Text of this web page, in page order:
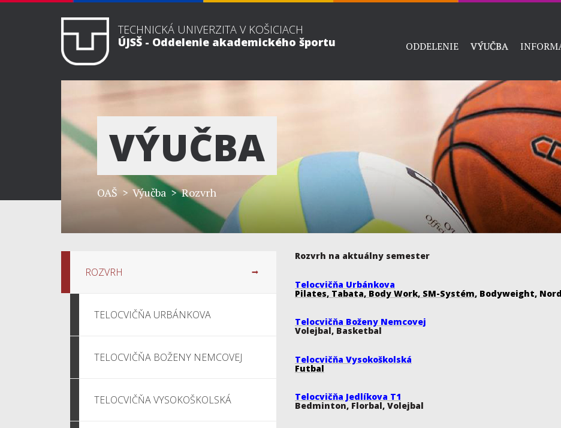
TECHNICKÁ UNIVERZITA V KOŠICIACH
ÚJSŠ - Oddelenie akademického športu
ODDELENIE VÝUČBA
VÝUČBA
OAŠ > Výučba > Rozvrh
ROZVRH
TELOCVIČŇA URBÁNKOVA
TELOCVIČŇA BOŽENY NEMCOVEJ
TELOCVIČŇA VYSOKOŠKOLSKÁ
Rozvrh na aktuálny semester
Telocvičňa Urbánkova
Pilates, Tabata, Body Work, SM-Systém, Bodyweight,
Telocvičňa Boženy Nemcovej
Volejbal, Basketbal
Telocvičňa Vysokoškolská
Futbal
Telocvičňa Jedlíkova T1
Bedminton, Florbal, Volejbal